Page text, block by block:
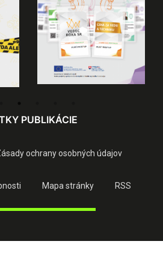
PUBLIKÁCIE
ochrany osobných údajov
Mapa stránky RSS